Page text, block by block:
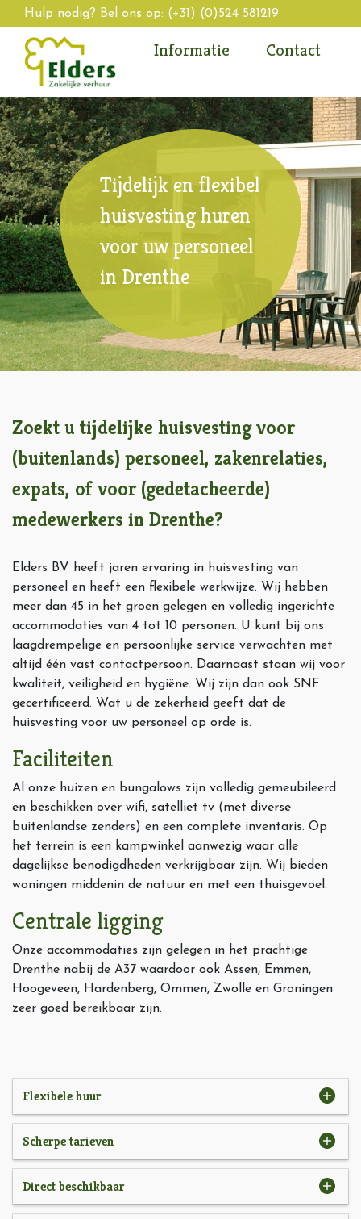
Hulp nodig? Bel ons op: (+31) (0)524 581219
Informatie Contact
Tijdelijk en flexibel
huisvesting huren
voor uw personeel
in Drenthe
Zoekt u tijdelijke huisvesting voor
(buitenlands) personeel, zakenrelaties,
expats, of voor (gedetacheerde)
medewerkers in Drenthe?
Elders BV heeft jaren ervaring in huisvesting van
personeel en heeft een flexibele werkwijze. Wij hebben
meer dan 45 in het groen gelegen en volledig ingerichte
accommodaties van 4 tot 10 personen. U kunt bij ons
laagdrempelige en persoonlijke service verwachten met
altijd één vast contactpersoon. Daarnaast staan wij voor
kwaliteit, veiligheid en hygiëne. Wij zijn dan ook SNF
gecertificeerd. Wat u de zekerheid geeft dat de
huisvesting voor uw personeel op orde is.
Faciliteiten
Al onze huizen en bungalows zijn volledig gemeubileerd
en beschikken over wifi, satelliet tv (met diverse
buitenlandse zenders) en een complete inventaris. Op
het terrein is een kampwinkel aanwezig waar alle
dagelijkse benodigdheden verkrijgbaar zijn. Wij bieden
woningen middenin de natuur en met een thuisgevoel.
Centrale ligging
Onze accommodaties zijn gelegen in het prachtige
Drenthe nabij de A37 waardoor ook Assen, Emmen,
Hoogeveen, Hardenberg, Ommen, Zwolle en Groningen
zeer goed bereikbaar zijn.
Flexibele huur
Scherpe tarieven
Direct beschikbaar